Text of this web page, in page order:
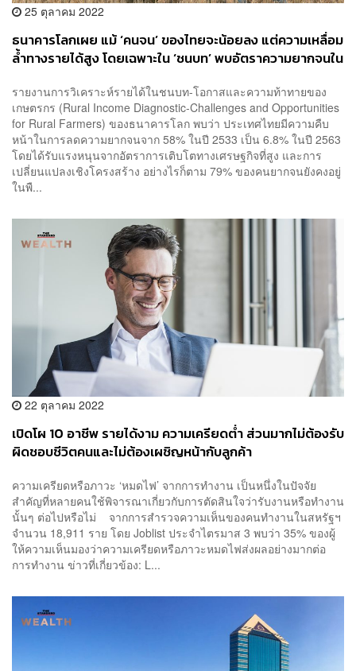
25 ตุลาคม 2022
ธนาคารโลกเผย แม้ ‘คนจน’ ของไทยจะน้อยลง แต่ความเหลื่อม
ล้ำทางรายได้สูง โดยเฉพาะใน ‘ชนบท’ พบอัตราความยากจนใน
รายงานการวิเคราะห์รายได้ในชนบท-โอกาสและความท้าทายของ
เกษตรกร (Rural Income Diagnostic-Challenges and Opportunities
for Rural Farmers) ของธนาคารโลก พบว่า ประเทศไทยมีความคืบ
หน้าในการลดความยากจนจาก 58% ในปี 2533 เป็น 6.8% ในปี 2563
โดยได้รับแรงหนุนจากอัตราการเติบโตทางเศรษฐกิจที่สูง และการ
เปลี่ยนแปลงเชิงโครงสร้าง อย่างไรก็ตาม 79% ของคนยากจนยังคงอยู่
ในพื...
22 ตุลาคม 2022
เปิดโผ 10 อาชีพ รายได้งาม ความเครียดต่ำ ส่วนมากไม่ต้องรับ
ผิดชอบชีวิตคนและไม่ต้องเผชิญหน้ากับลูกค้า
ความเครียดหรือภาวะ ‘หมดไฟ’ จากการทำงาน เป็นหนึ่งในปัจจัย
สำคัญที่หลายคนใช้พิจารณาเกี่ยวกับการตัดสินใจว่ารับงานหรือทำงาน
นั้นๆ ต่อไปหรือไม่ จากการสำรวจความเห็นของคนทำงานในสหรัฐฯ
จำนวน 18,911 ราย โดย Joblist ประจำไตรมาส 3 พบว่า 35% ของผู้
ให้ความเห็นมองว่าความเครียดหรือภาวะหมดไฟส่งผลอย่างมากต่อ
การทำงาน ข่าวที่เกี่ยวข้อง: L...